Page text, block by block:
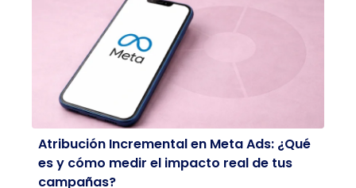
Atribución Incremental en Meta Ads: ¿Qué
es y cómo medir el impacto real de tus
campañas?